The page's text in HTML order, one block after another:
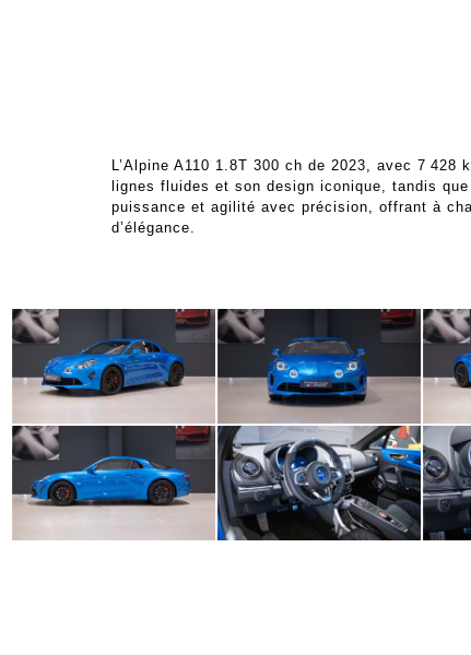
L’Alpine A110 1.8T 300 ch de 2023, avec 7
lignes fluides et son design iconique, tandis
puissance et agilité avec précision, offrant à
d’élégance.